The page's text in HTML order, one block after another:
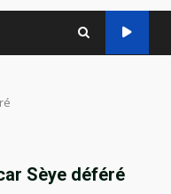
Sèye déféré